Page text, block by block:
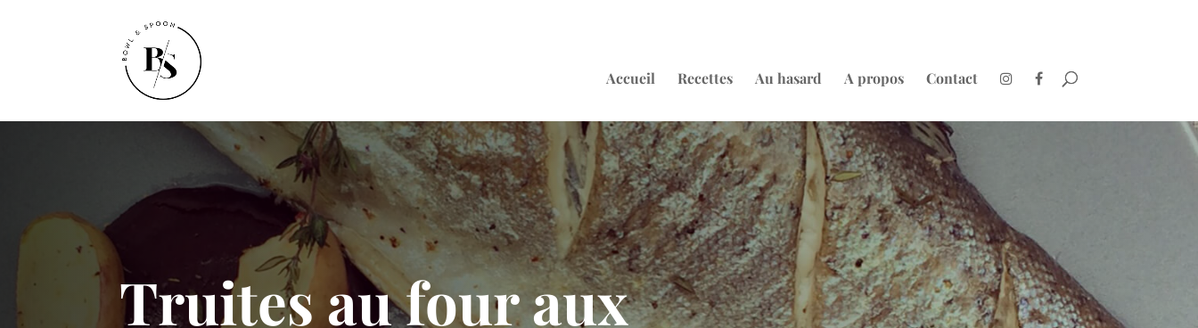
Accueil Recettes Au hasard A propos Contact
Truites au four aux